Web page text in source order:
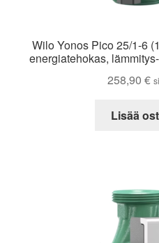
Wilo Yonos Pico 25/1-6
energiatehokas,
258,90 €
Lisää